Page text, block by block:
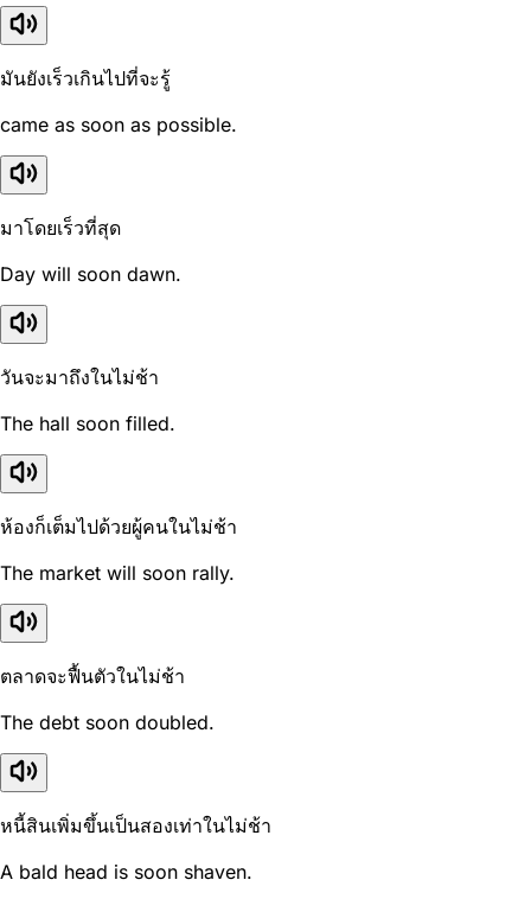
มันยังเร็วเกินไปที่จะรู้
came as soon as possible.
มาโดยเร็วที่สุด
Day will soon dawn.
วันจะมาถึงในไม่ช้า
The hall soon filled.
ห้องก็เต็มไปด้วยผู้คนในไม่ช้า
The market will soon rally.
ตลาดจะฟื้นตัวในไม่ช้า
The debt soon doubled.
หนี้สินเพิ่มขึ้นเป็นสองเท่าในไม่ช้า
A bald head is soon shaven.